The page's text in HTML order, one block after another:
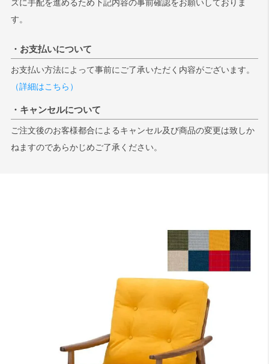
ズに手配を進めるため下記内容の事前確認をお願いしておりま
す。
・お支払いについて
お支払い方法によって事前にご了承いただく内容がございます。
（詳細はこちら）
・キャンセルについて
ご注文後のお客様都合によるキャンセル及び商品の変更は致しか
ねますのであらかじめご了承ください。